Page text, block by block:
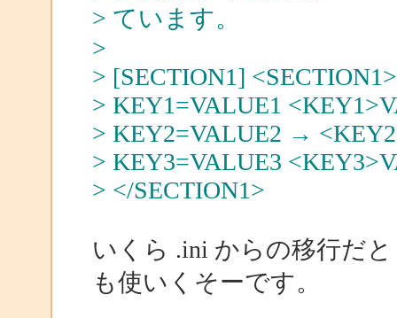
> ています。
>
> [SECTION1] <SECTION1>
> KEY1=VALUE1
> KEY2=VALUE2 →
> KEY3=VALUE3
> </SECTION1>
いくら .ini からの移行だ
も使いくそーです。